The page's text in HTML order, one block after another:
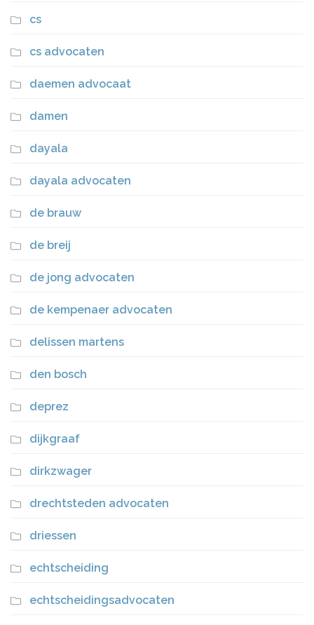
cs
cs advocaten
daemen advocaat
damen
dayala
dayala advocaten
de brauw
de breij
de jong advocaten
de kempenaer advocaten
delissen martens
den bosch
deprez
dijkgraaf
dirkzwager
drechtsteden advocaten
driessen
echtscheiding
echtscheidingsadvocaten